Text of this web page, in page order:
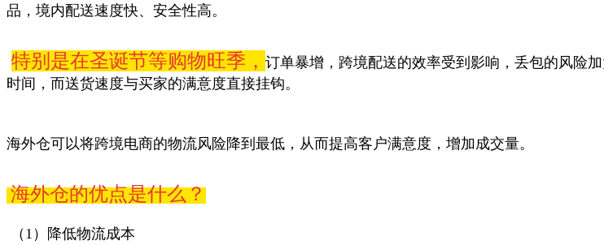
品，境内配送速度快、安全性高。
特别是在圣诞节等购物旺季， 订单暴增，跨境配送的效率受到影响，丢包的风险
时间，而送货速度与买家的满意度直接挂钩。
海外仓可以将跨境电商的物流风险降到最低，从而提高客户满意度，增加成交量。
海外仓的优点是什么？
（1）降低物流成本